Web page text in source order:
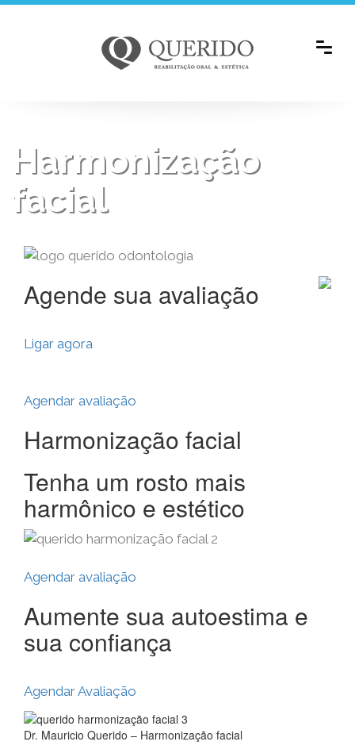
Harmonização
facial
Agende sua avaliação
Ligar agora
Agendar avaliação
Harmonização facial
Tenha um rosto mais
harmônico e estético
Agendar avaliação
Aumente sua autoestima e
sua confiança
Agendar Avaliação
Dr. Mauricio Querido – Harmonização facial